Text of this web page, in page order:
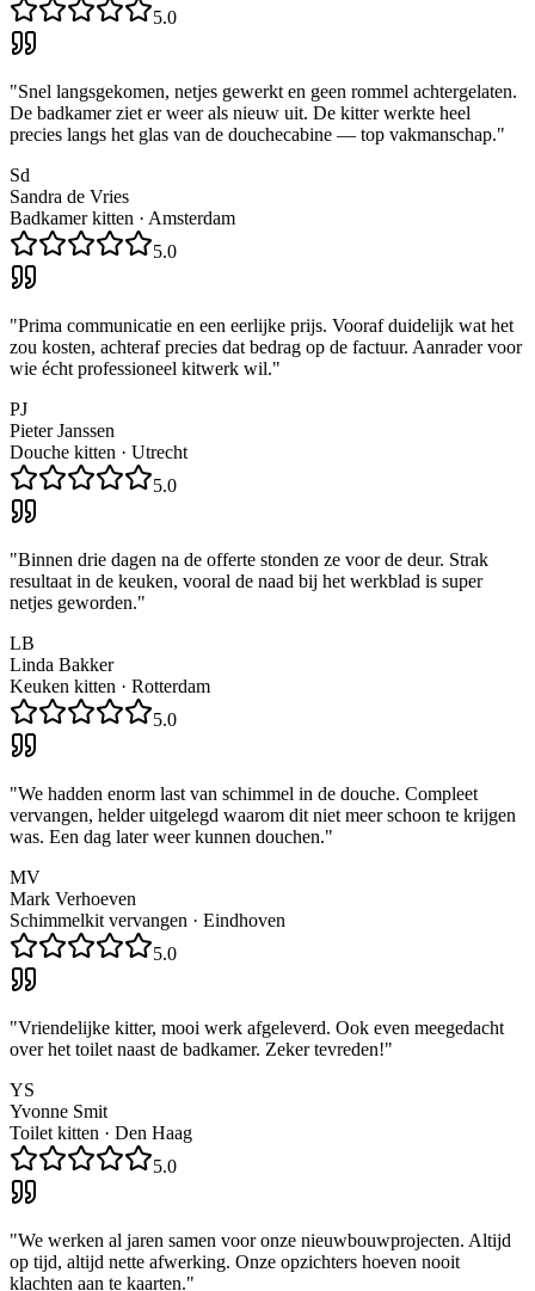
5.0
"Snel langsgekomen, netjes gewerkt en geen rommel achtergelaten.
De badkamer ziet er weer als nieuw uit. De kitter werkte heel
precies langs het glas van de douchecabine — top vakmanschap."
Sd
Sandra de Vries
Badkamer kitten · Amsterdam
5.0
"Prima communicatie en een eerlijke prijs. Vooraf duidelijk wat het
zou kosten, achteraf precies dat bedrag op de factuur. Aanrader voor
wie écht professioneel kitwerk wil."
PJ
Pieter Janssen
Douche kitten · Utrecht
5.0
"Binnen drie dagen na de offerte stonden ze voor de deur. Strak
resultaat in de keuken, vooral de naad bij het werkblad is super
netjes geworden."
LB
Linda Bakker
Keuken kitten · Rotterdam
5.0
"We hadden enorm last van schimmel in de douche. Compleet
vervangen, helder uitgelegd waarom dit niet meer schoon te krijgen
was. Een dag later weer kunnen douchen."
MV
Mark Verhoeven
Schimmelkit vervangen · Eindhoven
5.0
"Vriendelijke kitter, mooi werk afgeleverd. Ook even meegedacht
over het toilet naast de badkamer. Zeker tevreden!"
YS
Yvonne Smit
Toilet kitten · Den Haag
5.0
"We werken al jaren samen voor onze nieuwbouwprojecten. Altijd
op tijd, altijd nette afwerking. Onze opzichters hoeven nooit
klachten aan te kaarten."